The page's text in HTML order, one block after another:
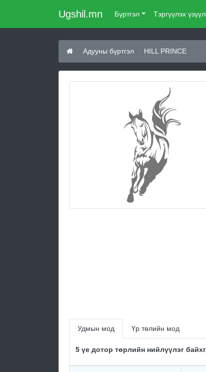
Ugshil.mn Бүртгэл Тэргүүлэх
Адууны бүртгэл HILL PRINCE
Удмын мод Үр төлийн мод
5 үе дотор төрлийн нийлүүлэг